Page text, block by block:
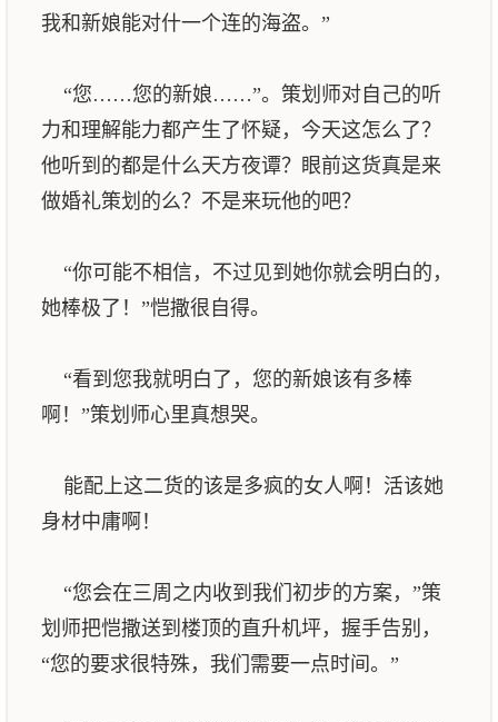
我和新娘能对什一个连的海盗。”
“您……您的新娘……”。策划师对自己的听
力和理解能力都产生了怀疑，今天这怎么了？
他听到的都是什么天方夜谭？眼前这货真是来
做婚礼策划的么？不是来玩他的吧？
“你可能不相信，不过见到她你就会明白的，
她棒极了！”恺撒很自得。
“看到您我就明白了，您的新娘该有多棒
啊！”策划师心里真想哭。
能配上这二货的该是多疯的女人啊！活该她
身材中庸啊！
“您会在三周之内收到我们初步的方案，”策
划师把恺撒送到楼顶的直升机坪，握手告别，
“您的要求很特殊，我们需要一点时间。”